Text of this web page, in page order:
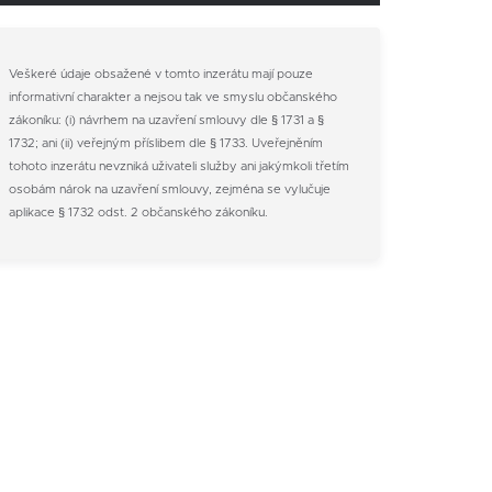
Veškeré údaje obsažené v tomto inzerátu mají pouze
informativní charakter a nejsou tak ve smyslu občanského
zákoníku: (i) návrhem na uzavření smlouvy dle § 1731 a §
1732; ani (ii) veřejným příslibem dle § 1733. Uveřejněním
tohoto inzerátu nevzniká uživateli služby ani jakýmkoli třetím
osobám nárok na uzavření smlouvy, zejména se vylučuje
aplikace § 1732 odst. 2 občanského zákoníku.